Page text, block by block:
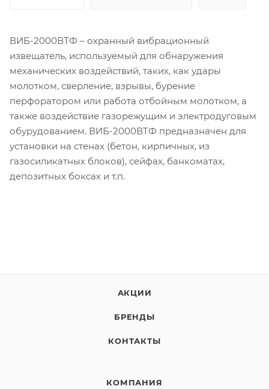
ВИБ-2000ВТФ – охранный вибрационный
извещатель, используемый для обнаружения
механических воздействий, таких, как удары
молотком, сверление, взрывы, бурение
перфоратором или работа отбойным молотком, а
также воздействие газорежущим и электродуговым
обурудованием. ВИБ-2000ВТФ предназначен для
установки на стенах (бетон, кирпичных, из
газосиликатных блоков), сейфах, банкоматах,
депозитных боксах и т.п.
АКЦИИ
БРЕНДЫ
КОНТАКТЫ
КОМПАНИЯ